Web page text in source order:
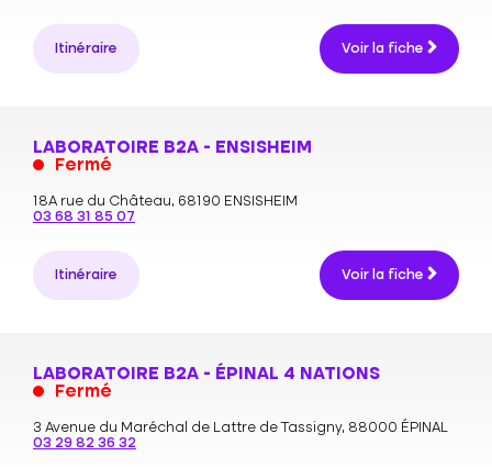
Itinéraire Voir la fiche
LABORATOIRE B2A - ENSISHEIM
Fermé
18A rue du Château, 68190 ENSISHEIM
03 68 31 85 07
Itinéraire Voir la fiche
LABORATOIRE B2A - ÉPINAL 4 NATIONS
Fermé
3 Avenue du Maréchal de Lattre de Tassigny, 88000 ÉPINAL
03 29 82 36 32